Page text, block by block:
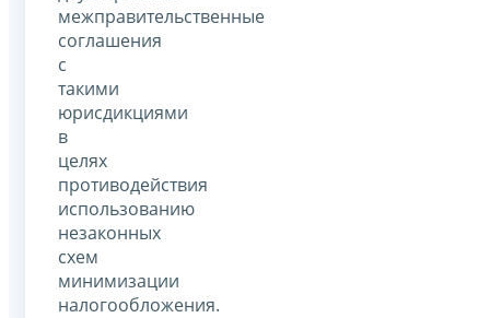
межправительственные
соглашения
с
такими
юрисдикциями
в
целях
противодействия
использованию
незаконных
схем
минимизации
налогообложения.